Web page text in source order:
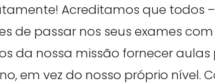
Acreditamos que todos
de passar nos seus exames
da nossa missão fornecer
em vez do nosso próprio nível.